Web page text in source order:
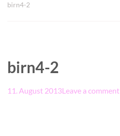
birn4-2
birn4-2
11. August 2013Leave a comment